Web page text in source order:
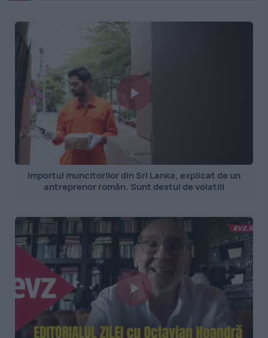
Importul muncitorilor din Sri Lanka, explicat de un
antreprenor român. Sunt destul de volatili